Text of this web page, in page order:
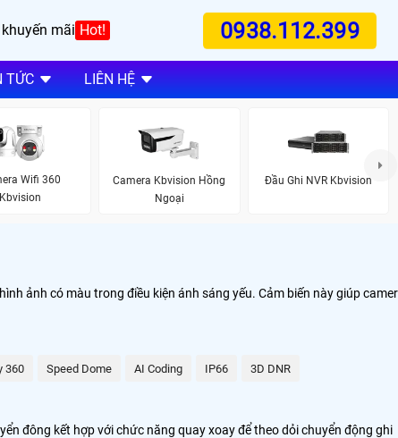
khuyến mãi Hot! 0938.112.399
TỨC LIÊN HỆ
Wifi 360
Kbvision
Camera Kbvision Hồng
Ngoại
Đầu Ghi NVR Kbvision
ảnh có màu trong điều kiện ánh sáng yếu. Cảm biến này giúp
360 Speed Dome AI Coding IP66 3D DNR
đông kết hợp với chức năng quay xoay để theo dỏi chuyển động ghi